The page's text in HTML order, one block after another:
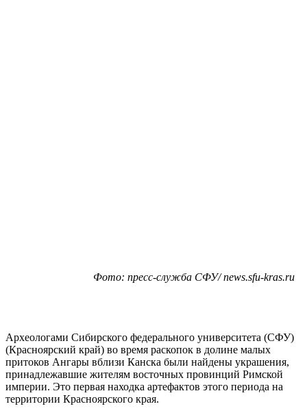
Фото: пресс-служба СФУ/ news.sfu-kras.ru
Археологами Сибирского федерального университета (СФУ)
(Красноярский край) во время раскопок в долине малых
притоков Ангары вблизи Канска были найдены украшения,
принадлежавшие жителям восточных провинций Римской
империи. Это первая находка артефактов этого периода на
территории Красноярского края.